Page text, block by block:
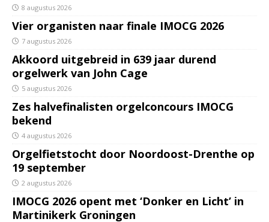
8 augustus 2026
Vier organisten naar finale IMOCG 2026
7 augustus 2026
Akkoord uitgebreid in 639 jaar durend
orgelwerk van John Cage
5 augustus 2026
Zes halvefinalisten orgelconcours IMOCG
bekend
4 augustus 2026
Orgelfietstocht door Noordoost-Drenthe op
19 september
2 augustus 2026
IMOCG 2026 opent met ‘Donker en Licht’ in
Martinikerk Groningen